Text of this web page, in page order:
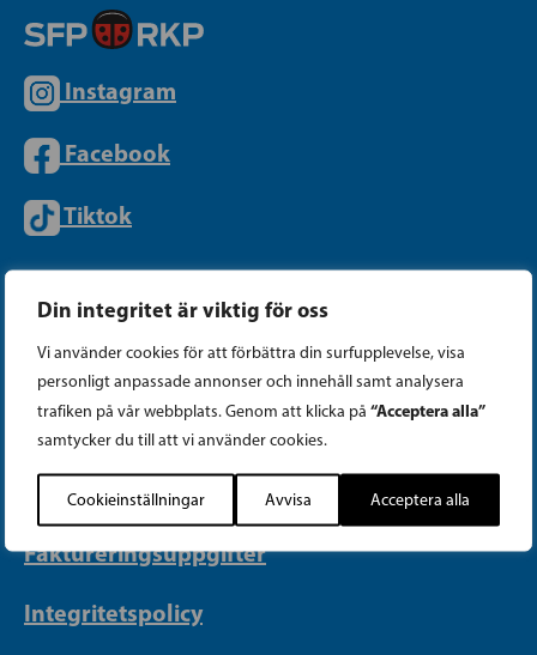
Din integritet är viktig för oss
Vi använder cookies för att förbättra din surfupplevelse, visa
personligt anpassade annonser och innehåll samt analysera
trafiken på vår webbplats. Genom att klicka på “Acceptera alla”
samtycker du till att vi använder cookies.
Cookieinställningar Avvisa Acceptera alla
Instagram
Facebook
Tiktok
PARTIKANSLIET
Telefon (09) 693 070
PB 430, 00101 Helsingfors
Georgsgatan 27, 00100 Helsingfors
info@sfp.fi
Faktureringsuppgifter
Integritetspolicy